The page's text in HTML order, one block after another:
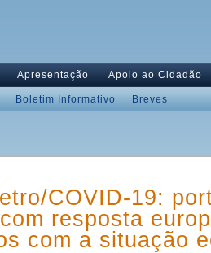
Apresentação Apoio ao Cidadão
Boletim Informativo Breves
COVID-19:
resposta
com a situação